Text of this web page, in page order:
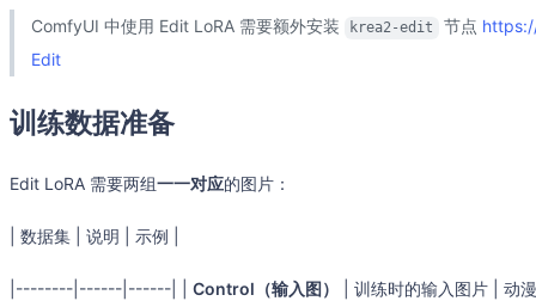
ComfyUI 中使用 Edit LoRA 需要额外安装 krea2-edit 节点
Edit
训练数据准备
Edit LoRA 需要两组一一对应的图片：
| 数据集 | 说明 | 示例 |
|--------|------|------| | Control（输入图） | 训练时的输入图片 | 动